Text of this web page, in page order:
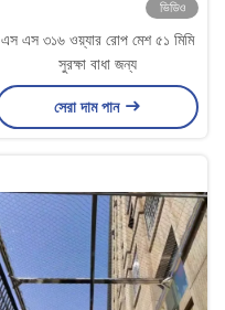
ভিডিও
এস এস ৩১৬ ওয়্যার রোপ মেশ ৫১ মিমি
সুরক্ষা বাধা জন্য
সেরা দাম পান